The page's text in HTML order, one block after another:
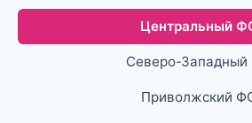
Центральный
Северо-
Приволжский